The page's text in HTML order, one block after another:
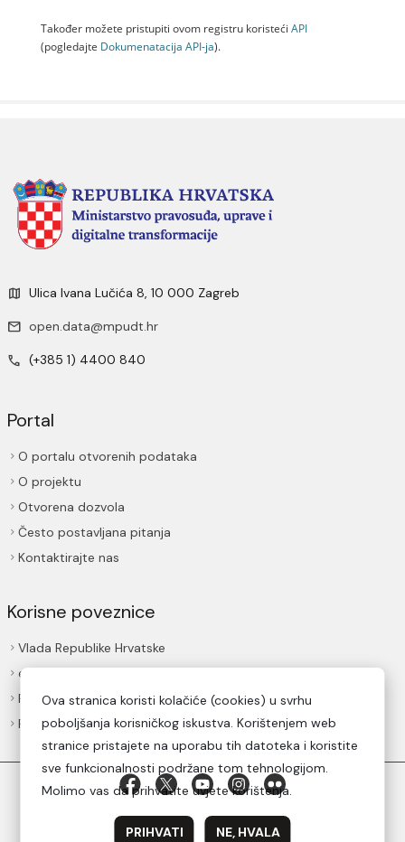
Također možete pristupiti ovom registru koristeći API
(pogledajte Dokumenаtаcijа API-jа).